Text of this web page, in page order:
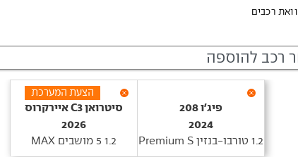
רכבים
פיג'ו‏ 208‏
2024
1.2 טורבו-בנזין Premium S
הצעת המערכת
סיטרואן‏ C3 איירקרוס‏
2026
1.2 5 מושבים MAX